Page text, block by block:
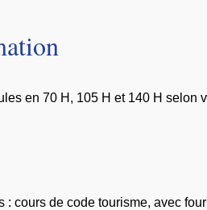
en 70 H, 105 H et 140 H
cours de code tourisme, avec